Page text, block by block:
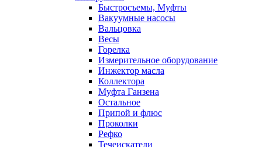
Быстросъемы, Муфты
Вакуумные насосы
Вальцовка
Весы
Горелка
Измерительное оборудование
Инжектор масла
Коллектора
Муфта Ганзена
Остальное
Припой и флюс
Проколки
Рефко
Течеискатели